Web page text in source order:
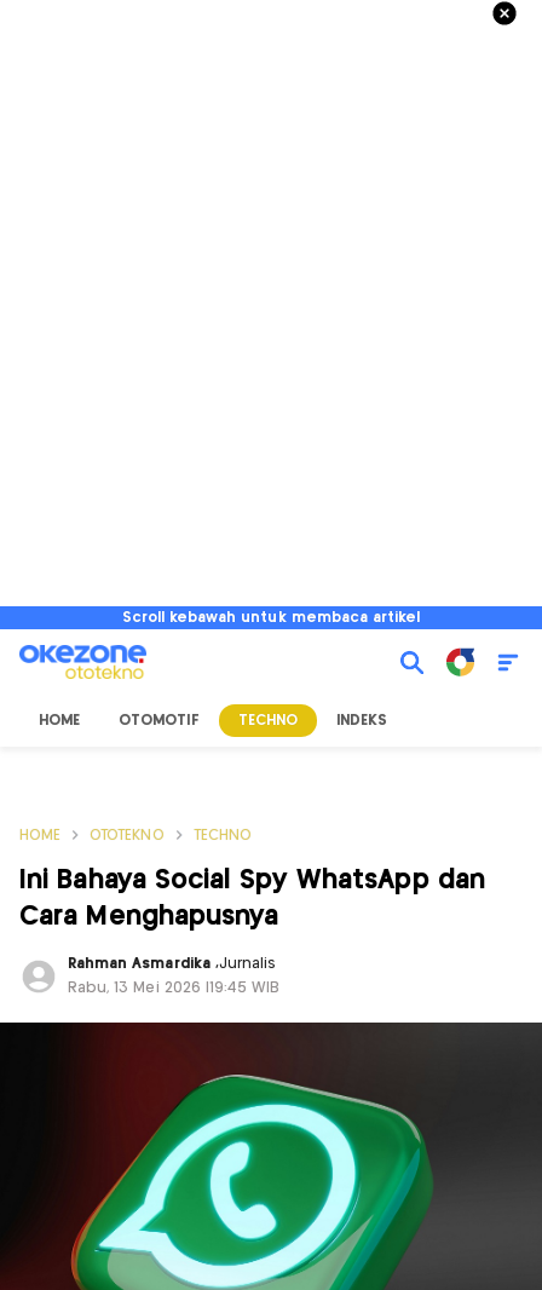
Scroll kebawah untuk membaca artikel
HOME OTOMOTIF TECHNO INDEKS
HOME OTOTEKNO TECHNO
Ini Bahaya Social Spy WhatsApp dan
Cara Menghapusnya
Rahman Asmardika ,Jurnalis
Rabu, 13 Mei 2026 |19:45 WIB